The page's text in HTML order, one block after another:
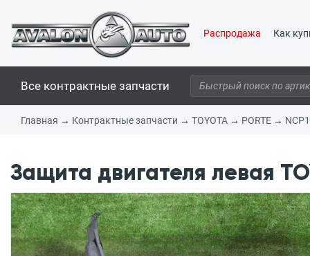
Распродажа Как
Все контрактные запчасти
Главная → Контрактные запчасти → TOYOTA → PORTE →
Защита двигателя левая